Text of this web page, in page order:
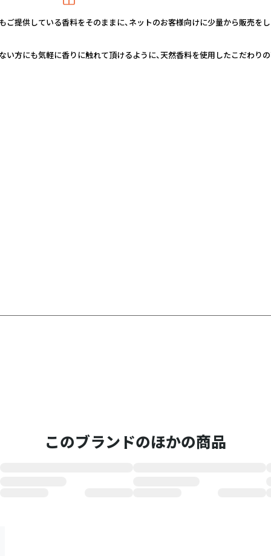
ご提供している香料をそのままに、ネットのお客様向けに少量から販売をし
い方にも気軽に香りに触れて頂けるように、天然香料を使用したこだわり
このブランドのほかの商品